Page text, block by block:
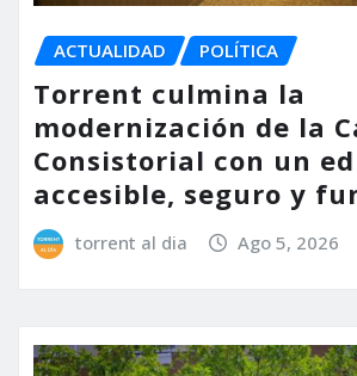
ACTUALIDAD POLÍTICA
Torrent culmina la
modernización de la
Consistorial con un
accesible, seguro y
torrent al dia Ago 5, 2026